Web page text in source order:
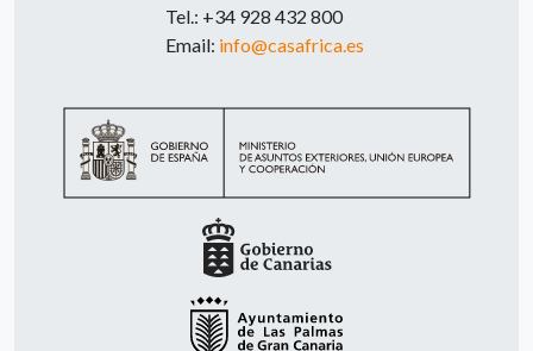
Tel.: +34 928 432 800
Email: info@casafrica.es